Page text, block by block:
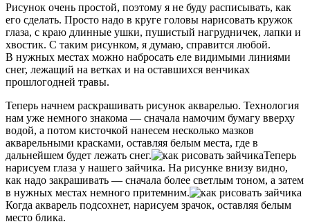
Рисунок очень простой, поэтому я не буду расписывать, как
его сделать. Просто надо в круге головы нарисовать кружок
глаза, с краю длинные ушки, пушистый нагрудничек, лапки и
хвостик. С таким рисунком, я думаю, справится любой.
В нужных местах можно набросать еле видимыми линиями
снег, лежащий на ветках и на оставшихся венчиках
прошлогодней травы.
Теперь начнем раскрашивать рисунок акварелью. Технология
нам уже немного знакома — сначала намочим бумагу вверху
водой, а потом кисточкой нанесем несколько мазков
акварельными красками, оставляя белым места, где в
дальнейшем будет лежать снег.
Теперь
нарисуем глаза у нашего зайчика. На рисунке внизу видно,
как надо закрашивать — сначала более светлым тоном, а затем
в нужных местах немного притемним.
Когда акварель подсохнет, нарисуем зрачок, оставляя белым
место блика.